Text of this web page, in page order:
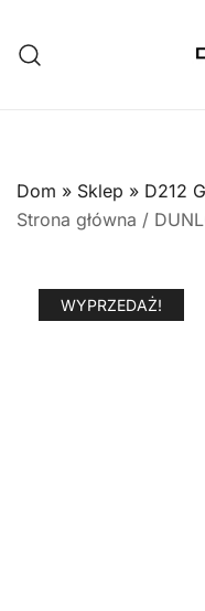
treści
Dom » Sklep » D212
Strona główna /
WYPRZEDAŻ!